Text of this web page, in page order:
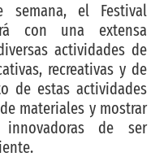
el Festival
con una extensa
actividades de
recreativas y de
de estas actividades
materiales y mostrar
de ser